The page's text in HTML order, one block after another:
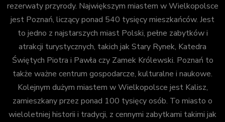
rezerwaty przyrody. Największym miastem w Wielkopolsce
jest Poznań, liczący ponad 540 tysięcy mieszkańców. Jest
to jedno z najstarszych miast Polski, pełne zabytków i
atrakcji turystycznych, takich jak Stary Rynek, Katedra
Świętych Piotra i Pawła czy Zamek Królewski. Poznań to
także ważne centrum gospodarcze, kulturalne i naukowe.
Kolejnym dużym miastem w Wielkopolsce jest Kalisz,
zamieszkany przez ponad 100 tysięcy osób. To miasto o
wieloletniej historii i tradycji, z cennymi zabytkami takimi jak